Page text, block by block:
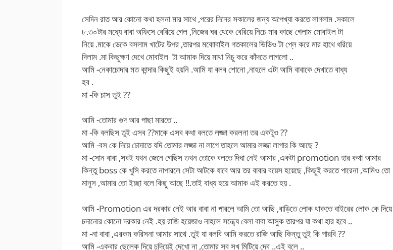
সেদিন রাত আর কোনো কথা হলনা মার সাথে ,পরের দিনের সকালের জন্য অপেখ্যা করতে লাগলাম .সকালে
৮.৩০টার মধ্যে বাবা অফিসে বেরিয়ে গেল ,নিজের ঘর থেকে বেরিয়ে নিচে মার কাছে গেলাম মোবাইল টা
নিয়ে .মাকে ডেকে বসলাম খাটের উপর ,তারপর মবাোবাইল গতকালের ভিডিও টা প্লে করে মার হাথে ধরিয়ে
দিলাম .মা কিছুক্ষণ দেখে মোবাইল টা আমাক দিয়ে মাথা নিচু করে কাঁদতে লাগলো ..
আমি -নেকাচোদার মত কান্দার কিছুই হয়নি .আমি যা বলব শোনো ,নাহলে এটা আমি বাবাকে দেখাতে বাধ্য
হব .
মা -কি চাস তুই ??
আমি -তোমার গুদ আর পাছা মারতে ..
মা -কি বলছিস তুই এসব ??মাকে এসব কথা বলতে লজ্জা করলনা তর একটুও ??
আমি -বস কে দিয়ে চোদাতে যদি তোমার লজ্জা না লাগে তাহলে আমার লজ্জা লাগার কি আছে ?
মা -সোন বাবা ,সবই যখন জেনে গেছিস তখন তোকে বলতে দিধা নেই আমার ,একটা promotion হার কথা আমার
কিন্তু boss কে খুসি করতে নাপারলে সেটা আটকে যাবে আর তর বাবার বয়েস হয়েছে ,কিছুই করতে পারেনা ,আমিও তো
মানুস ,আমার তো ইচ্ছা বলে কিছু আছে !!.তাই বাধ্য হয়ে আমাক এই করতে হয় .
আমি -Promotion এর দরকার নেই আর বাবা না পারলে আমি তো আছি ,বাড়িতে লোক থাকতে বাইরের লোক কে দিয়ে
চদানোর কোনো দরকার নেই .হয় রাজি হয়েজাও নাহলে সন্ধ্যে বেলা বাবা আসুক তারপর যা কথা হার হবে ..
মা -না বাবা ,এরকম করিসনা আমার সাথে .তুই যা বলবি আমি করতে রাজি আছি কিন্তু তুই কি পারবি ??
আমি -একবার ছেলেক দিয়ে চুদিয়েই দেখো না ,তোমার সব সখ মিটিয়ে দেব ..এই বলে ..